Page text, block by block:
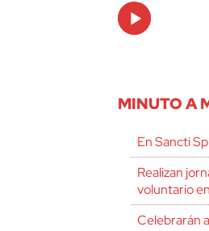
Audio
Player
MINUTO A
En Sancti
Realizan
voluntario
Celebrarán